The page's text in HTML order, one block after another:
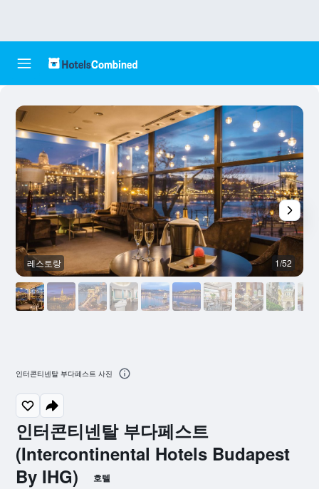
인터콘티넨탈 부다페스트
(Intercontinental Hotels Budapest
By IHG)
호텔
레스토랑 1/52
인터콘티넨탈 부다페스트 사진